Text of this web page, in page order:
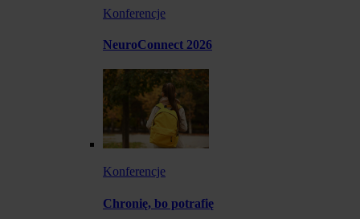
Konferencje
NeuroConnect 2026
Konferencje
Chronię, bo potrafię